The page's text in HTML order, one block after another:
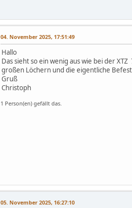
04. November 2025, 17:51:49
Hallo
Das sieht so ein wenig aus wie bei der
großen Löchern und die eigentliche
Gruß
Christoph
1 Person(en) gefällt das.
05. November 2025, 16:27:10